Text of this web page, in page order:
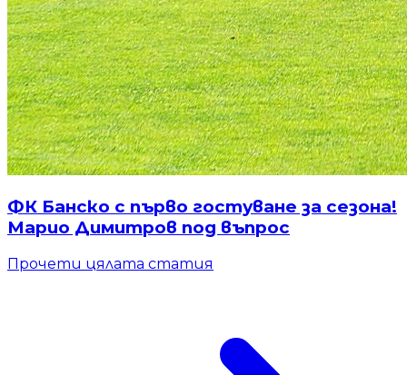
ФК Банско с първо гостуване за сезона!
Марио Димитров под въпрос
Прочети цялата статия